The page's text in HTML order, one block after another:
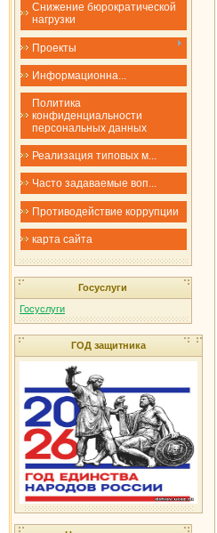
Снижение бюрократической
нагрузки
Проекты
​​​​​​​Информационна...
Политика
конфиденциальности
персональных данных
Реализация типовых м...
Часто задаваемые воп...
Противодействие коррупции
карта сайта
Госуслуги
Госуслуги
ГОД защитника